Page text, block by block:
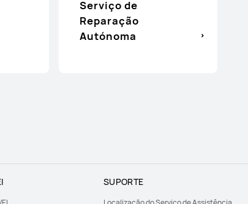
Serviço de
Reparação
Autónoma
SUPORTE